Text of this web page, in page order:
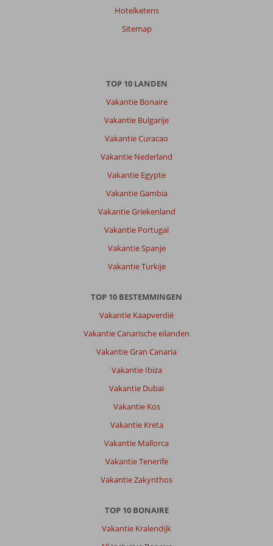
Hotelketens
Sitemap
TOP 10 LANDEN
Vakantie Bonaire
Vakantie Bulgarije
Vakantie Curacao
Vakantie Nederland
Vakantie Egypte
Vakantie Gambia
Vakantie Griekenland
Vakantie Portugal
Vakantie Spanje
Vakantie Turkije
TOP 10 BESTEMMINGEN
Vakantie Kaapverdië
Vakantie Canarische eilanden
Vakantie Gran Canaria
Vakantie Ibiza
Vakantie Dubai
Vakantie Kos
Vakantie Kreta
Vakantie Mallorca
Vakantie Tenerife
Vakantie Zakynthos
TOP 10 BONAIRE
Vakantie Kralendijk